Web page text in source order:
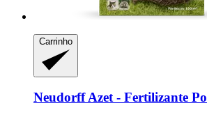
Carrinho
NeudorffAzet -​ Fertilizante